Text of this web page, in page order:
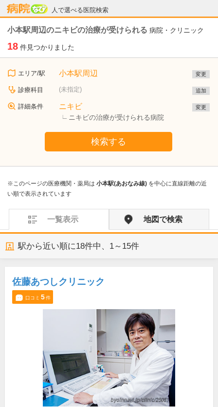
人で選べる医院検索
病院なび
小本駅周辺のニキビの治療が受けられる 病院・クリニック
18 件見つかりました
エリア/駅 小本駅周辺 変更
診療科目 (未指定) 追加
詳細条件 ニキビ
ニキビの治療が受けられる病院
変更
検索する
※このページの医療機関・薬局は 小本駅(あおなみ線) を中心に直線距離の近
い順で表示されています
一覧表示 地図で検索
駅から近い順に18件中、 1～15件
佐藤あつしクリニック
口コミ 5件